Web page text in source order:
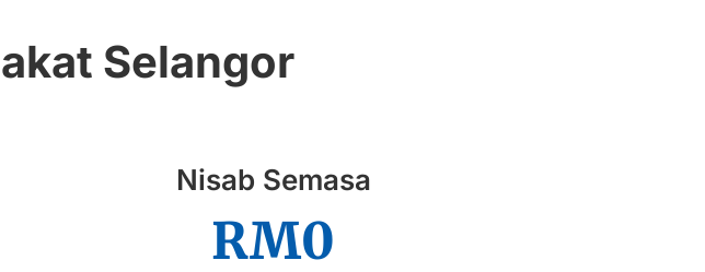
Selangor
Nisab Semasa
RM0